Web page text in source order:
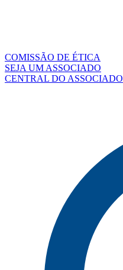
COMISSÃO DE ÉTICA
SEJA UM ASSOCIADO
CENTRAL DO ASSOCIADO